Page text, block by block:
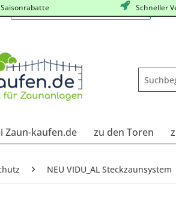
Schneller
Zaun-kaufen.de zu den Toren
NEU VIDU_AL Steckzaunsystem